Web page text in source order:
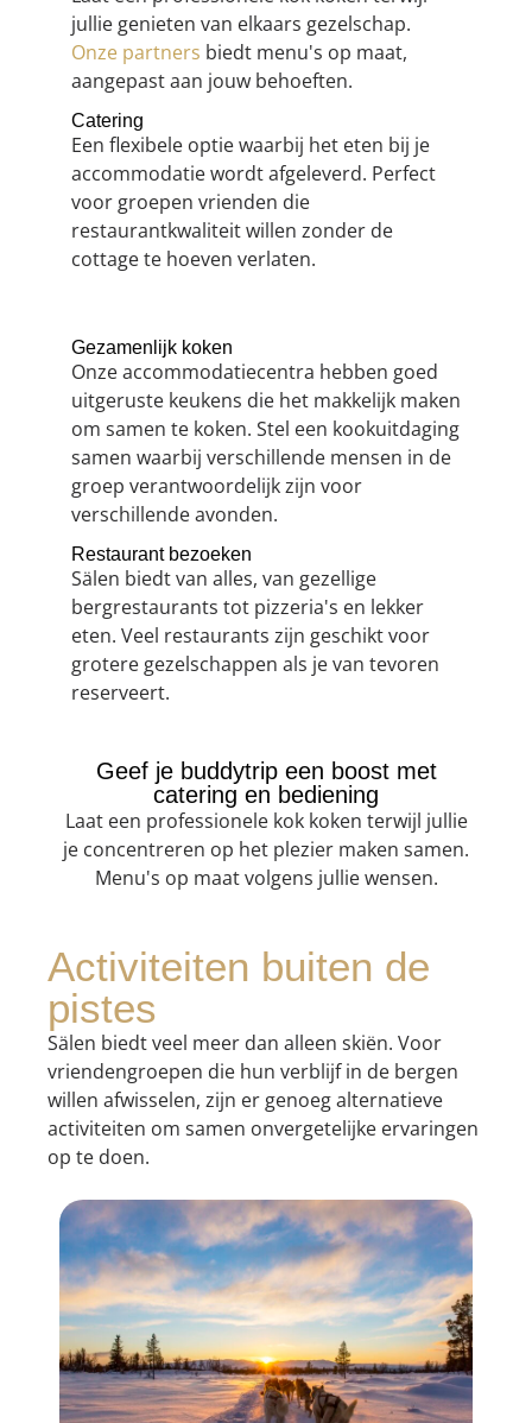
jullie genieten van elkaars gezelschap.
Onze partners biedt menu's op maat,
aangepast aan jouw behoeften.
Catering
Een flexibele optie waarbij het eten bij je
accommodatie wordt afgeleverd. Perfect
voor groepen vrienden die
restaurantkwaliteit willen zonder de
cottage te hoeven verlaten.
Gezamenlijk koken
Onze accommodatiecentra hebben goed
uitgeruste keukens die het makkelijk maken
om samen te koken. Stel een kookuitdaging
samen waarbij verschillende mensen in de
groep verantwoordelijk zijn voor
verschillende avonden.
Restaurant bezoeken
Sälen biedt van alles, van gezellige
bergrestaurants tot pizzeria's en lekker
eten. Veel restaurants zijn geschikt voor
grotere gezelschappen als je van tevoren
reserveert.
Geef je buddytrip een boost met
catering en bediening
Laat een professionele kok koken terwijl jullie
je concentreren op het plezier maken samen.
Menu's op maat volgens jullie wensen.
Activiteiten buiten de
pistes
Sälen biedt veel meer dan alleen skiën. Voor
vriendengroepen die hun verblijf in de bergen
willen afwisselen, zijn er genoeg alternatieve
activiteiten om samen onvergetelijke ervaringen
op te doen.